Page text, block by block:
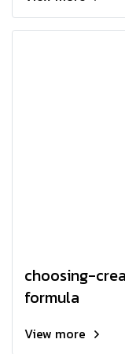
choosing-
formula
View more